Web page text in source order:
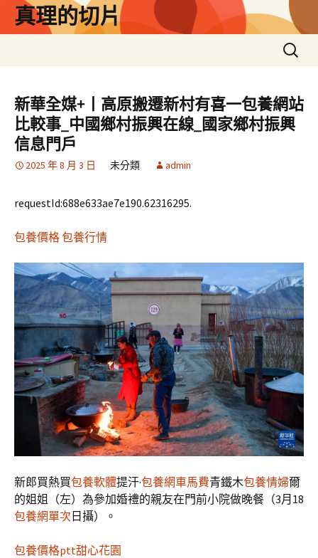
真理的切片
搜
尋
鍵
字:
新華全媒+丨高原搬遷新村有喜一包養網站
比較事_中國鄉村振興在線_國家鄉村振興
信息門戶
2025 年 8 月 3 日 未分類 admin
requestId:688e633ae7e190.62316295.
包養價格包養行情
新郎買熱買包養軟體提汗·包養網車馬費青鐵木包養情婦爾
的姐姐（左）為參加婚禮的親友在門前小院做晚餐（3月18
包養網單次 日攝）。
包養價格ptt甜心花園